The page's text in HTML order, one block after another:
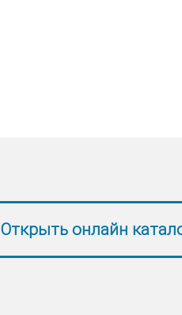
Открыть онлайн